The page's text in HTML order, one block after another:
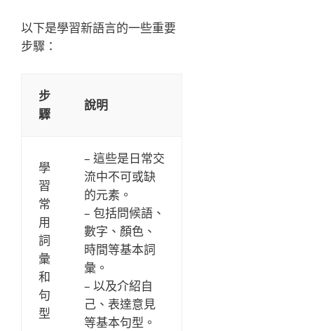
以下是學習新語言的一些重要
步驟：
步
驟
說明
學
習
常
用
詞
彙
和
句
型
– 這些是日常交
流中不可或缺
的元素。
– 包括問候語、
數字、顏色、
時間等基本詞
彙。
– 以及介紹自
己、表達意見
等基本句型。